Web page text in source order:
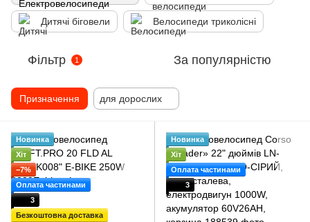
Дитячі біговели Велосипеди триколісні
Фільтр 1 За популярністю
Призначення для дорослих
Новинка
Хіт
−7%
Оплата частинами
3
Безкоштовна доставка
Новинка
Хіт
Оплата частинами
3